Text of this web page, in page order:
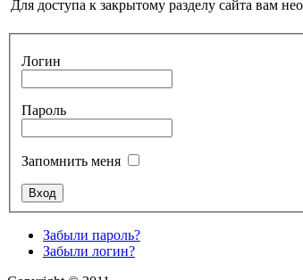
Для доступа к закрытому разделу сайта вам
Логин
Пароль
Запомнить меня
Забыли пароль?
Забыли логин?